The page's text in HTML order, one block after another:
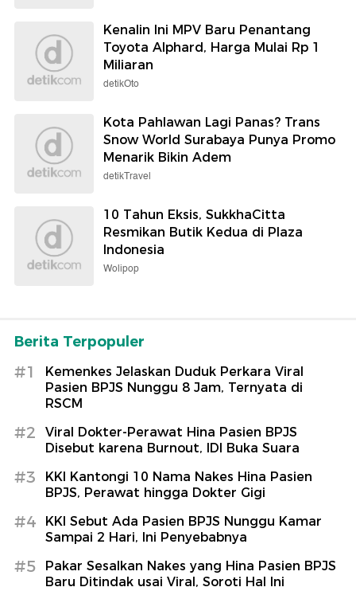
Kenalin Ini MPV Baru Penantang
Toyota Alphard, Harga Mulai Rp 1
Miliaran
detikOto
Kota Pahlawan Lagi Panas? Trans
Snow World Surabaya Punya Promo
Menarik Bikin Adem
detikTravel
10 Tahun Eksis, SukkhaCitta
Resmikan Butik Kedua di Plaza
Indonesia
Wolipop
Berita Terpopuler
#1
Kemenkes Jelaskan Duduk Perkara Viral
Pasien BPJS Nunggu 8 Jam, Ternyata di
RSCM
#2
Viral Dokter-Perawat Hina Pasien BPJS
Disebut karena Burnout, IDI Buka Suara
#3
KKI Kantongi 10 Nama Nakes Hina Pasien
BPJS, Perawat hingga Dokter Gigi
#4
KKI Sebut Ada Pasien BPJS Nunggu Kamar
Sampai 2 Hari, Ini Penyebabnya
#5
Pakar Sesalkan Nakes yang Hina Pasien BPJS
Baru Ditindak usai Viral, Soroti Hal Ini